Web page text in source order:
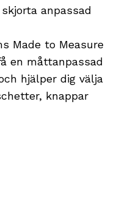
anpassad
Made to Measure
en måttanpassad
hjälper dig välja
knappar